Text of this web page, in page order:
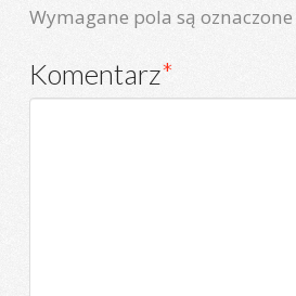
Wymagane pola są oznaczone
Komentarz*